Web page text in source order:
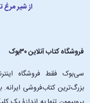
از شیر مرغ
فروشگاه کتاب آنلاین ۳۰بوک
سی‌بوک فقط فروشگاه
بزرگ‌ترین کتاب‌فروشی